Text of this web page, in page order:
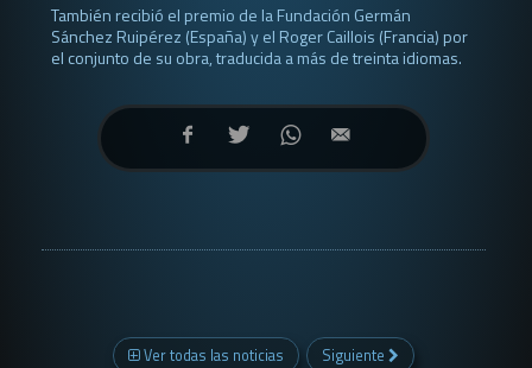
También recibió el premio de la Fundación Germán
Sánchez Ruipérez (España) y el Roger Caillois (Francia) por
el conjunto de su obra, traducida a más de treinta idiomas.
Ver todas las noticias Siguiente